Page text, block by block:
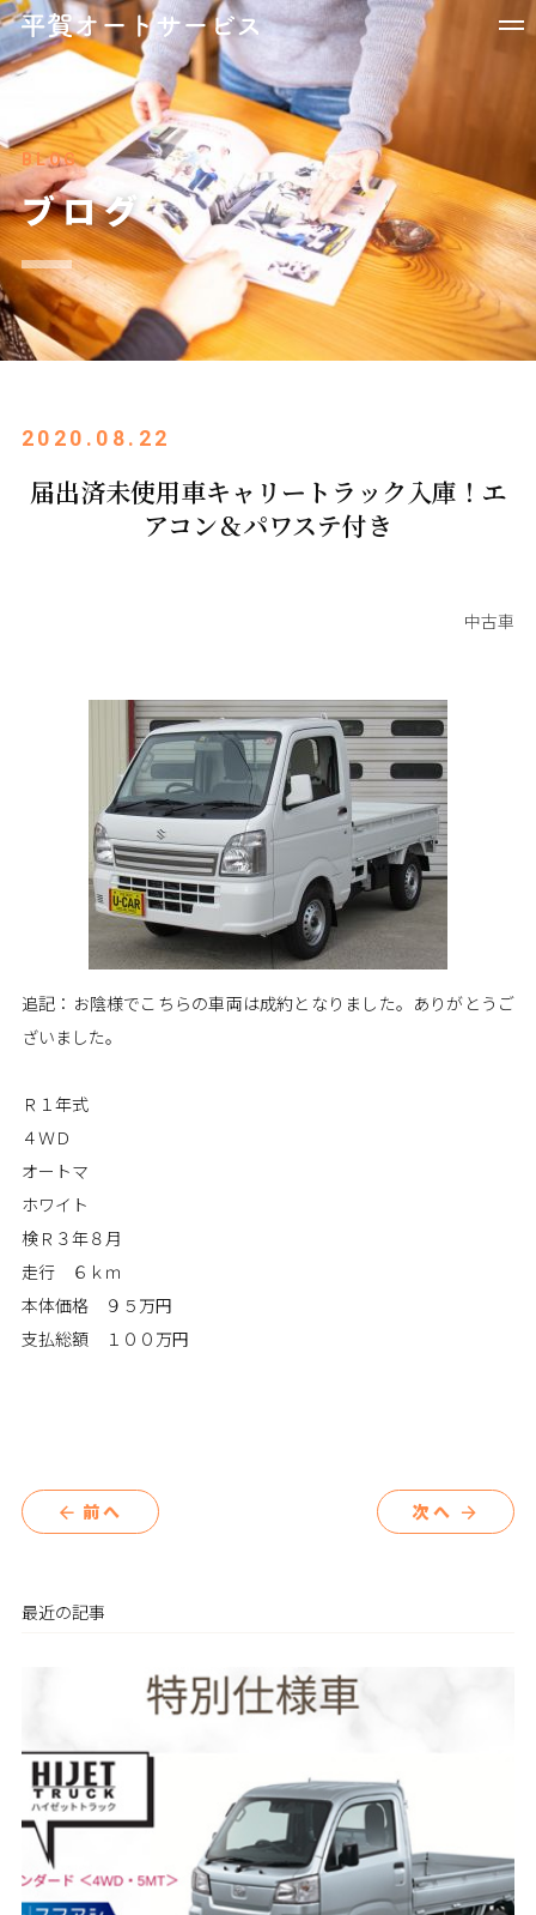
BLOG
ブログ
2020.08.22
届出済未使用車キャリートラック入庫！エ
アコン＆パワステ付き
中古車
追記：お陰様でこちらの車両は成約となりました。ありがとうご
ざいました。
Ｒ１年式
４ＷＤ
オートマ
ホワイト
検Ｒ３年８月
走行 ６ｋｍ
本体価格 ９５万円
支払総額 １００万円
arrow_back 前へ 次へ arrow_forward
最近の記事